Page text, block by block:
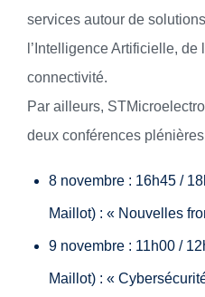
services autour de
l’Intelligence Artificielle, de
connectivité.
Par ailleurs,
deux conférences
8 novembre : 16h45 /
Maillot) : « Nouvelles
9 novembre : 11h00 /
Maillot) : «